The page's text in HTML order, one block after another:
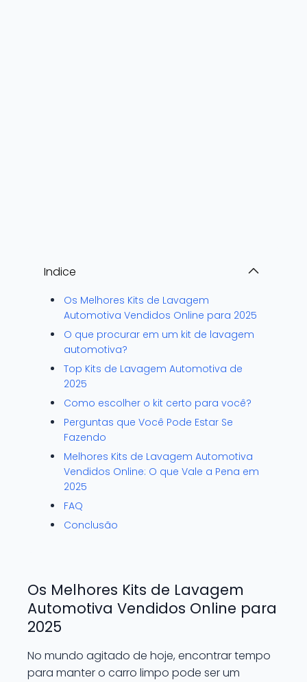
Indice
Os Melhores Kits de Lavagem
Automotiva Vendidos Online para 2025
O que procurar em um kit de lavagem
automotiva?
Top Kits de Lavagem Automotiva de
2025
Como escolher o kit certo para você?
Perguntas que Você Pode Estar Se
Fazendo
Melhores Kits de Lavagem Automotiva
Vendidos Online: O que Vale a Pena em
2025
FAQ
Conclusão
Os Melhores Kits de Lavagem
Automotiva Vendidos Online para
2025
No mundo agitado de hoje, encontrar tempo
para manter o carro limpo pode ser um